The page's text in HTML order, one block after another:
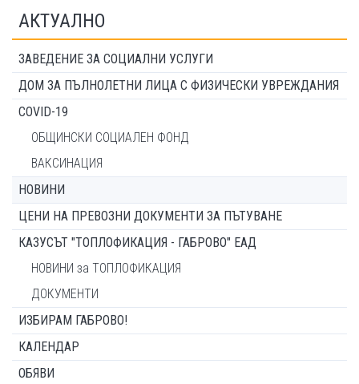
АКТУАЛНО
ЗАВЕДЕНИЕ ЗА СОЦИАЛНИ УСЛУГИ
ДОМ ЗА ПЪЛНОЛЕТНИ ЛИЦА С ФИЗИЧЕСКИ УВРЕЖДАНИЯ
COVID-19
ОБЩИНСКИ СОЦИАЛЕН ФОНД
ВАКСИНАЦИЯ
НОВИНИ
ЦЕНИ НА ПРЕВОЗНИ ДОКУМЕНТИ ЗА ПЪТУВАНЕ
КАЗУСЪТ "ТОПЛОФИКАЦИЯ - ГАБРОВО" ЕАД
НОВИНИ за ТОПЛОФИКАЦИЯ
ДОКУМЕНТИ
ИЗБИРАМ ГАБРОВО!
КАЛЕНДАР
ОБЯВИ